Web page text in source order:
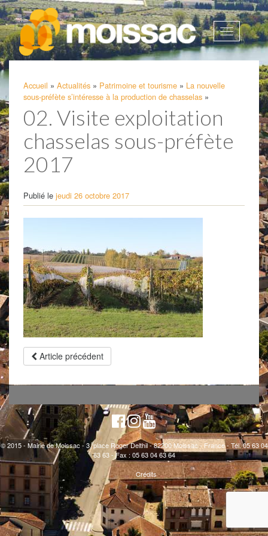
Afficher
la
Accueil » Actualités » Patrimoine et tourisme » La nouvelle
sous-préfète s’intéresse à la production de chasselas »
02. Visite exploitation
chasselas sous-préfète
2017
Publié le jeudi 26 octobre 2017
Article précédent
© 2015 - Mairie de Moissac - 3, place Roger Delthil - 82200 Moissac - France - Tél. 05 63 04
63 63 - Fax : 05 63 04 63 64
Crédits